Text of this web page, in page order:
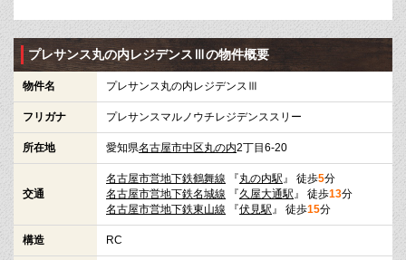
プレサンス丸の内レジデンスⅢの物件概要
物件名 プレサンス丸の内レジデンスⅢ
フリガナ プレサンスマルノウチレジデンススリー
所在地 愛知県名古屋市中区丸の内2丁目6-20
交通
名古屋市営地下鉄鶴舞線 『丸の内駅 』 徒歩5分
名古屋市営地下鉄名城線 『久屋大通駅 』 徒歩13分
名古屋市営地下鉄東山線 『伏見駅 』 徒歩15分
構造 RC